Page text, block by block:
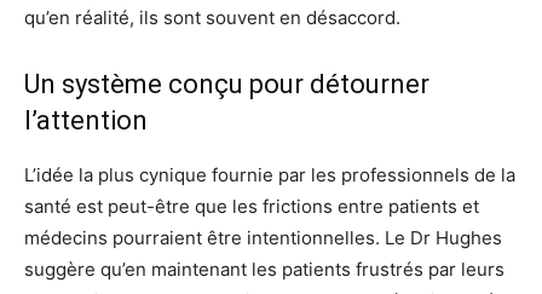
qu’en réalité, ils sont souvent en désaccord.
Un système conçu pour détourner
l’attention
L’idée la plus cynique fournie par les professionnels de la
santé est peut-être que les frictions entre patients et
médecins pourraient être intentionnelles. Le Dr Hughes
suggère qu’en maintenant les patients frustrés par leurs